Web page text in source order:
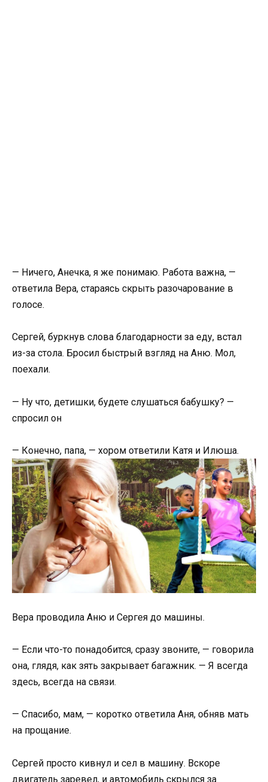
— Ничего, Анечка, я же понимаю. Работа важна, —
ответила Вера, стараясь скрыть разочарование в
голосе.
Сергей, буркнув слова благодарности за еду, встал
из-за стола. Бросил быстрый взгляд на Аню. Мол,
поехали.
— Ну что, детишки, будете слушаться бабушку? —
спросил он
— Конечно, папа, — хором ответили Катя и Илюша.
Вера проводила Аню и Сергея до машины.
— Если что-то понадобится, сразу звоните, — говорила
она, глядя, как зять закрывает багажник. — Я всегда
здесь, всегда на связи.
— Спасибо, мам, — коротко ответила Аня, обняв мать
на прощание.
Сергей просто кивнул и сел в машину. Вскоре
двигатель заревел, и автомобиль скрылся за